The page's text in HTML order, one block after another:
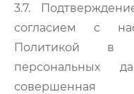
3.7.
согласием с
Политикой в
персональных
совершенная